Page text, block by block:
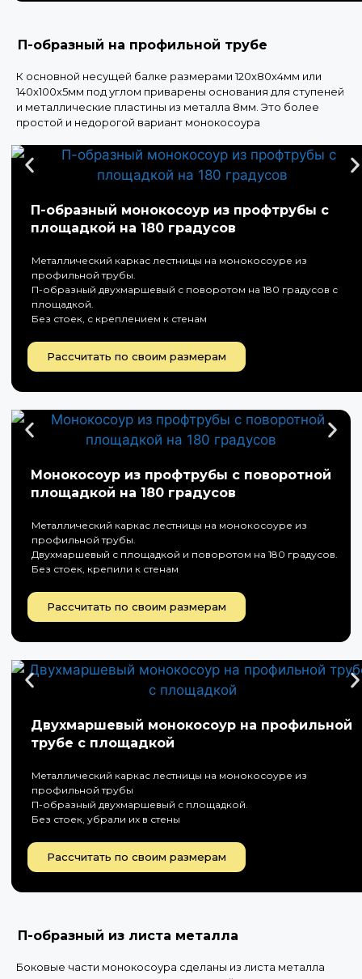
П-образный на профильной трубе
К основной несущей балке размерами 120х80х4мм или
140х100х5мм под углом приварены основания для ступеней
и металлические пластины из металла 8мм. Это более
простой и недорогой вариант монокосоура
П-образный монокосоур из профтрубы с
площадкой на 180 градусов
Металлический каркас лестницы на монокосоуре из
профильной трубы.
П-образный двухмаршевый с поворотом на 180 градусов с
площадкой.
Без стоек, с креплением к стенам
Рассчитать по своим размерам
Монокосоур из профтрубы с поворотной
площадкой на 180 градусов
Металлический каркас лестницы на монокосоуре из
профильной трубы.
Двухмаршевый с площадкой и поворотом на 180 градусов.
Без стоек, крепили к стенам
Рассчитать по своим размерам
Двухмаршевый монокосоур на профильной
трубе с площадкой
Металлический каркас лестницы на монокосоуре из
профильной трубы
П-образный двухмаршевый с площадкой.
Без стоек, убрали их в стены
Рассчитать по своим размерам
П-образный из листа металла
Боковые части монокосоура сделаны из листа металла